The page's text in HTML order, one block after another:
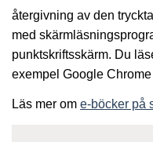
återgivning av den
med
punktskriftsskärm. Du
exempel Google
Läs mer om e-böcker på